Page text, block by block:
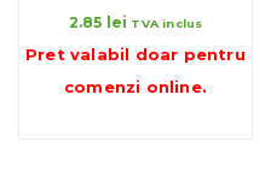
2.85 lei TVA inclus
Pret valabil doar pentru
comenzi online.